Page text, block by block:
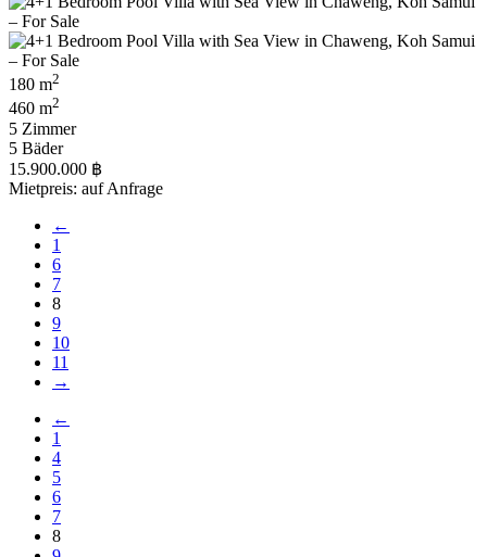
180 m2
460 m2
5 Zimmer
5 Bäder
15.900.000 ฿
Mietpreis: auf Anfrage
←
1
6
7
8
9
10
11
→
←
1
4
5
6
7
8